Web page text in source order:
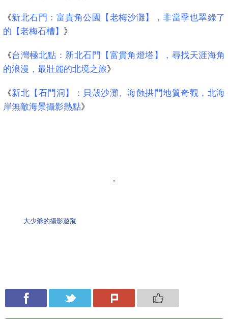
《新北石門：富貴角公園【老梅沙灘】，非當季也翠綠了
的【老梅石槽】 》
《台灣極北點：新北石門【富貴角燈塔】，尋找天涯海角
的浪漫，最壯麗的北境之旅》
《新北【石門洞】：貝殼沙灘、海蝕拱門地質奇觀，北海
岸無敵海景攝影熱點》
.
大少爺的攝影遊蹤